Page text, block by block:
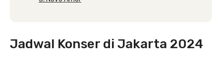
Jadwal Konser di Jakarta 2024